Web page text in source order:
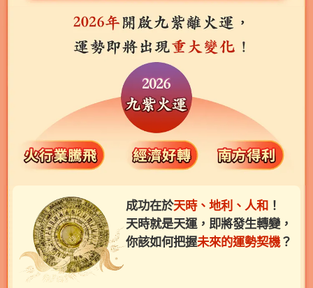
成功在於天時、地利、人和 ！
天時就是天運，即將發生轉變，
你該如何把握未來的運勢契機？